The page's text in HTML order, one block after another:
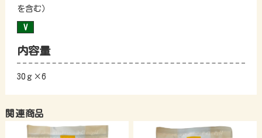
を含む）
内容量
30ｇ×6
関連商品